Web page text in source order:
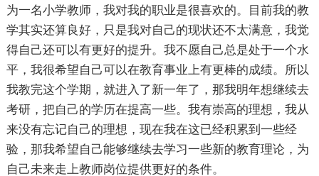
为一名小学教师，我对我的职业是很喜欢的。目前我的教
学其实还算良好，只是我对自己的现状还不太满意，我觉
得自己还可以有更好的提升。我不愿自己总是处于一个水
平，我很希望自己可以在教育事业上有更棒的成绩。所以
我教完这个学期，就进入了新一年了，那我明年想继续去
考研，把自己的学历在提高一些。我有崇高的理想，我从
来没有忘记自己的理想，现在我在这已经积累到一些经
验，那我希望自己能够继续去学习一些新的教育理论，为
自己未来走上教师岗位提供更好的条件。